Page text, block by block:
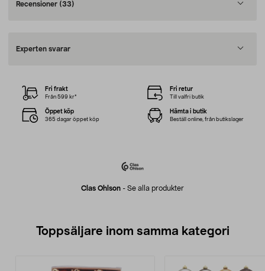
Recensioner (33)
Experten svarar
Clas Ohlson - Se alla produkter
Fri frakt
Från 599 kr*
Fri retur
Till valfri butik
Öppet köp
365 dagar öppet köp
Hämta i butik
Beställ online, från butikslager
Toppsäljare inom samma kategori